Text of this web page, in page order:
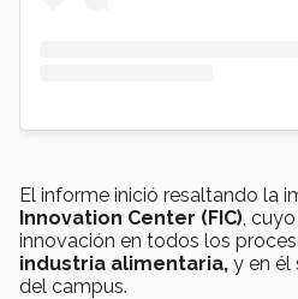
El informe inició resaltando la
Innovation Center (FIC),
innovación en todos los
industria alimentaria, y en él
del campus.